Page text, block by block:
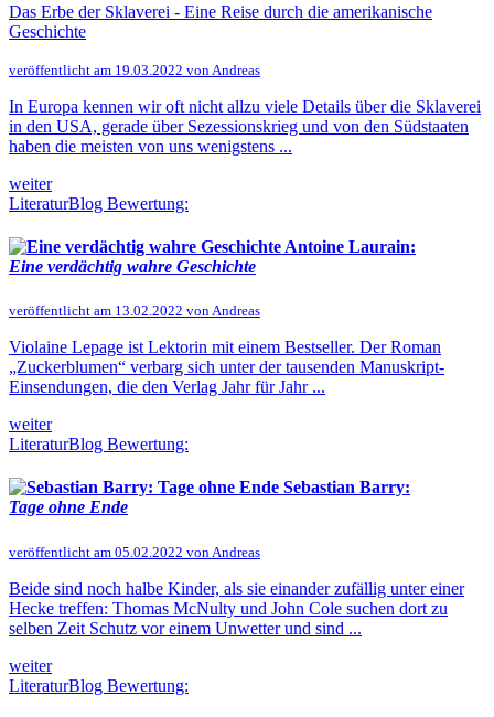
Das Erbe der Sklaverei - Eine Reise durch die amerikanische
Geschichte
veröffentlicht am 19.03.2022 von Andreas
In Europa kennen wir oft nicht allzu viele Details über die Sklaverei
in den USA, gerade über Sezessionskrieg und von den Südstaaten
haben die meisten von uns wenigstens ...
weiter
LiteraturBlog Bewertung:
Antoine Laurain:
Eine verdächtig wahre Geschichte
veröffentlicht am 13.02.2022 von Andreas
Violaine Lepage ist Lektorin mit einem Bestseller. Der Roman
„Zuckerblumen“ verbarg sich unter der tausenden Manuskript-
Einsendungen, die den Verlag Jahr für Jahr ...
weiter
LiteraturBlog Bewertung:
Sebastian Barry:
Tage ohne Ende
veröffentlicht am 05.02.2022 von Andreas
Beide sind noch halbe Kinder, als sie einander zufällig unter einer
Hecke treffen: Thomas McNulty und John Cole suchen dort zu
selben Zeit Schutz vor einem Unwetter und sind ...
weiter
LiteraturBlog Bewertung: